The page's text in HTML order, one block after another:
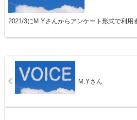
2021/3にM.Yさんからアンケート形式で利用
M.Yさん